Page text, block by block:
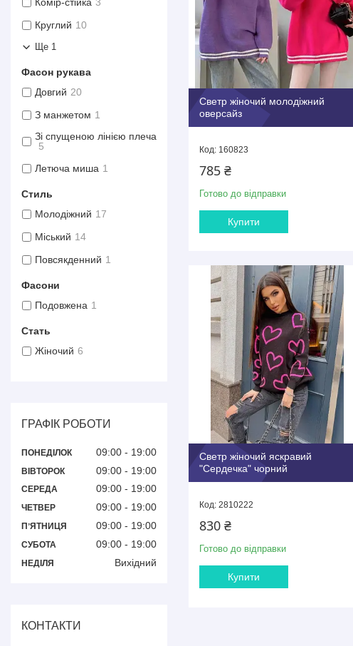
Светр жіночий молодіжний
оверсайз
160823
785 ₴
Готово до відправки
Купити
Светр жіночий яскравий
"Сердечка" чорний
2810222
830 ₴
Готово до відправки
Купити
Комір-стійка 3
Круглий 10
Ще 1
Фасон рукава
Довгий 20
З манжетом 1
Зі спущеною лінією плеча
5
Летюча миша 1
Стиль
Молодіжний 17
Міський 14
Повсякденний 1
Фасони
Подовжена 1
Стать
Жіночий 6
ГРАФІК РОБОТИ
ПОНЕДІЛОК 09:00 19:00
ВІВТОРОК 09:00 19:00
СЕРЕДА 09:00 19:00
ЧЕТВЕР 09:00 19:00
ПʼЯТНИЦЯ 09:00 19:00
СУБОТА 09:00 19:00
НЕДІЛЯ Вихідний
КОНТАКТИ